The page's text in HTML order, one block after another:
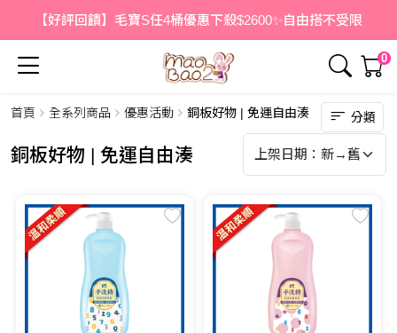
【好評回饋】毛寶S任4桶優惠下殺$2600✨自由搭不受限
0
首頁 全系列商品 優惠活動 銅板好物 | 免運自由湊 分類
銅板好物 | 免運自由湊